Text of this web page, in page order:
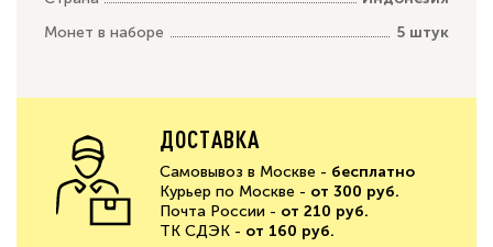
Монет в наборе
5 штук
ДОСТАВКА
Самовывоз в Москве - бесплатно
Курьер по Москве - от 300 руб.
Почта России - от 210 руб.
ТК СДЭК - от 160 руб.